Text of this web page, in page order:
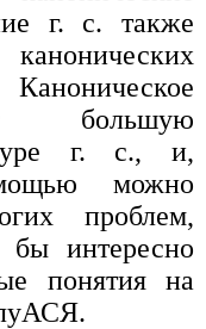
г. с. также
большую
г. с., и,
можно
проблем,
интересно
понятия на